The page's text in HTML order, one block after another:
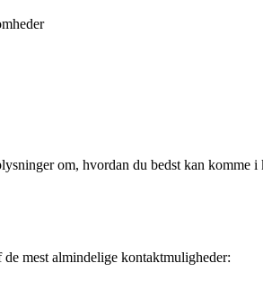
om, hvordan du bedst kan komme
mest almindelige kontaktmuligheder: